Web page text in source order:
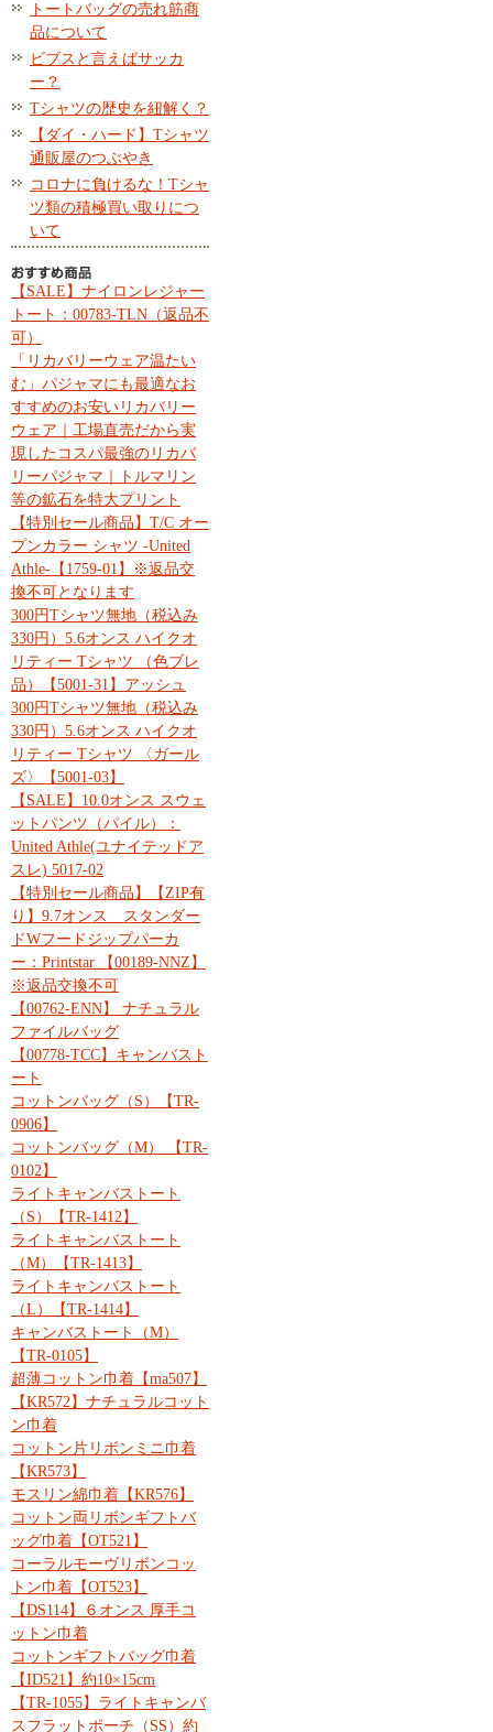
トートバッグの売れ筋商
品について
ビブスと言えばサッカ
ー？
Tシャツの歴史を紐解く？
【ダイ・ハード】Tシャツ
通販屋のつぶやき
コロナに負けるな！Tシャ
ツ類の積極買い取りにつ
いて
【SALE】ナイロンレジャー
トート：00783-TLN（返品不
可）
「リカバリーウェア温たい
む」パジャマにも最適なお
すすめのお安いリカバリー
ウェア｜工場直売だから実
現したコスパ最強のリカバ
リーパジャマ｜トルマリン
等の鉱石を特大プリント
【特別セール商品】T/C オー
プンカラー シャツ -United
Athle-【1759-01】※返品交
換不可となります
300円Tシャツ無地（税込み
330円）5.6オンス ハイクオ
リティー Tシャツ （色ブレ
品）【5001-31】アッシュ
300円Tシャツ無地（税込み
330円）5.6オンス ハイクオ
リティー Tシャツ 〈ガール
ズ〉【5001-03】
【SALE】10.0オンス スウェ
ットパンツ（パイル）：
United Athle(ユナイテッドア
スレ) 5017-02
【特別セール商品】【ZIP有
り】9.7オンス スタンダー
ドWフードジップパーカ
ー：Printstar 【00189-NNZ】
※返品交換不可
【00762-ENN】 ナチュラル
ファイルバッグ
【00778-TCC】キャンバスト
ート
コットンバッグ（S）【TR-
0906】
コットンバッグ（M） 【TR-
0102】
ライトキャンバストート
（S）【TR-1412】
ライトキャンバストート
（M）【TR-1413】
ライトキャンバストート
（L）【TR-1414】
キャンバストート（M）
【TR-0105】
超薄コットン巾着【ma507】
【KR572】ナチュラルコット
ン巾着
コットン片リボンミニ巾着
【KR573】
モスリン綿巾着【KR576】
コットン両リボンギフトバ
ッグ巾着【OT521】
コーラルモーヴリボンコッ
トン巾着【OT523】
【DS114】６オンス 厚手コ
ットン巾着
コットンギフトバッグ巾着
【ID521】約10×15cm
【TR-1055】ライトキャンバ
スフラットポーチ（SS）約